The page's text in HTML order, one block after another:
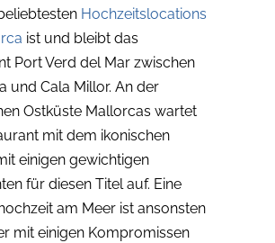
Hochzeitslocations
ist und bleibt das
Port Verd del Mar zwischen
und Cala Millor. An der
Ostküste Mallorcas wartet
mit dem ikonischen
einigen gewichtigen
für diesen Titel auf. Eine
am Meer ist ansonsten
mit einigen Kompromissen